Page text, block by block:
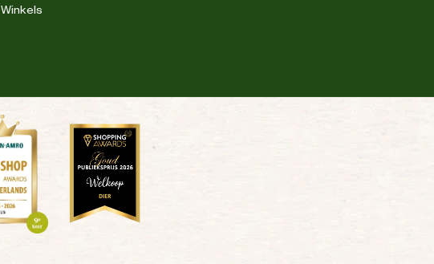
Winkels